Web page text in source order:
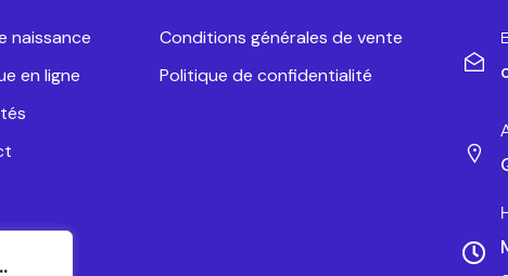
naissance
en ligne
Conditions générales de vente
Politique de confidentialité